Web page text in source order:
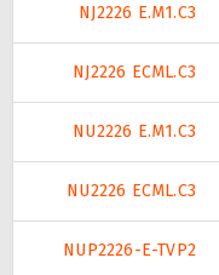
NJ2226 E.M1.C3
NJ2226 ECML.C3
NU2226 E.M1.C3
NU2226 ECML.C3
NUP2226-E-TVP2